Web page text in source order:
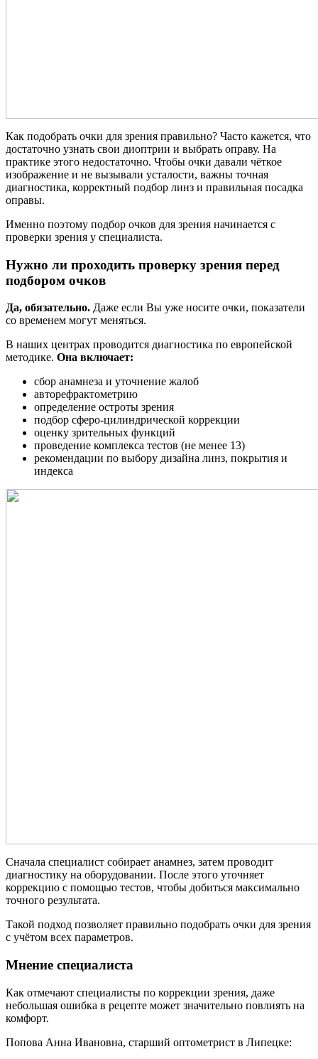
Как подобрать очки для зрения правильно? Часто кажется, что
достаточно узнать свои диоптрии и выбрать оправу. На
практике этого недостаточно. Чтобы очки давали чёткое
изображение и не вызывали усталости, важны точная
диагностика, корректный подбор линз и правильная посадка
оправы.
Именно поэтому подбор очков для зрения начинается с
проверки зрения у специалиста.
Нужно ли проходить проверку зрения перед
подбором очков
Да, обязательно. Даже если Вы уже носите очки, показатели
со временем могут меняться.
В наших центрах проводится диагностика по европейской
методике. Она включает:
сбор анамнеза и уточнение жалоб
авторефрактометрию
определение остроты зрения
подбор сферо-цилиндрической коррекции
оценку зрительных функций
проведение комплекса тестов (не менее 13)
рекомендации по выбору дизайна линз, покрытия и
индекса
Сначала специалист собирает анамнез, затем проводит
диагностику на оборудовании. После этого уточняет
коррекцию с помощью тестов, чтобы добиться максимально
точного результата.
Такой подход позволяет правильно подобрать очки для зрения
с учётом всех параметров.
Мнение специалиста
Как отмечают специалисты по коррекции зрения, даже
небольшая ошибка в рецепте может значительно повлиять на
комфорт.
Попова Анна Ивановна, старший оптометрист в Липецке: